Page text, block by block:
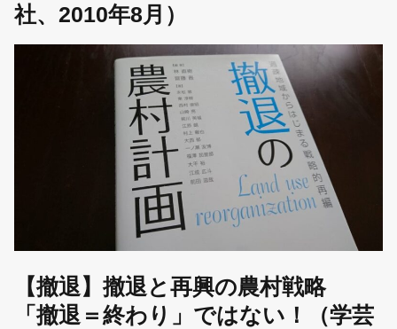
社、2010年8月）
【撤退】撤退と再興の農村戦略
「撤退＝終わり」ではない！（学芸